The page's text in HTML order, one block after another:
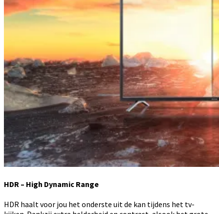
HDR – High Dynamic Range
HDR haalt voor jou het onderste uit de kan tijdens het tv-